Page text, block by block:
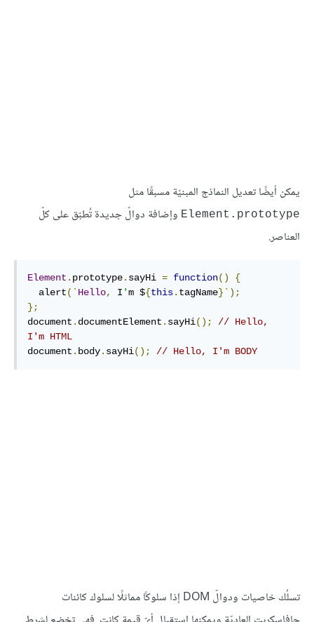
يمكن أيضًا تعديل النماذج المبنيّة مسبقًا مثل
Element.prototype وإضافة دوالّ جديدة تُطبّق على كلّ
العناصر.
Element . prototype. sayHi = function()
{
  alert
(`Hello, I 'm ${this. tagName}`);
};
document . documentElement . sayHi();
// Hello,
I'm HTML
document . body. sayHi(); // Hello, I'm BODY
تسلُك خاصيات ودوالّ DOM إذا سلوكًا مماثلًا لسلوك كائنات